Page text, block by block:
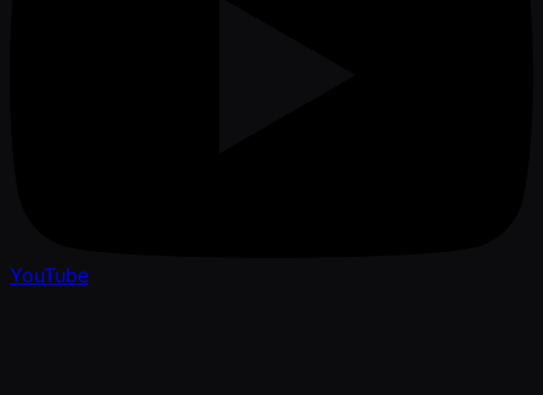
YouTube